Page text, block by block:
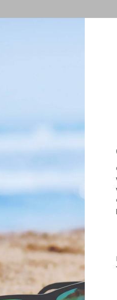
is hoogpolig en voelt
een stevige anti-sliplaag
waardoor ze snel droogt en
kleurgroepen: rood,
handdoeken en
Dankzij de zorgvuldige keuze
combineren. De series
uitsparing in hun lijn.
anders, neem dan contact